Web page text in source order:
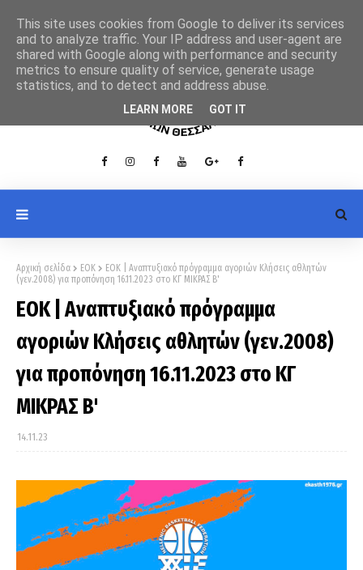
Αρχική σελίδα ΕΟΚ
ΕΟΚ | Αναπτυξιακό πρόγραμμα αγοριών Κλήσεις αθλητών
(γεν.2008) για προπόνηση 16.11.2023 στο ΚΓ ΜΙΚΡΑΣ Β'
ΕΟΚ | Αναπτυξιακό πρόγραμμα
αγοριών Κλήσεις αθλητών (γεν.2008)
για προπόνηση 16.11.2023 στο ΚΓ
ΜΙΚΡΑΣ Β'
14.11.23
This site uses cookies from Google to deliver its services
and to analyze traffic. Your IP address and user-agent are
shared with Google along with performance and security
metrics to ensure quality of service, generate usage
statistics, and to detect and address abuse.
LEARN MORE GOT IT